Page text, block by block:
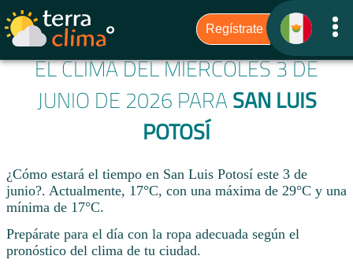
EL CLIMA DEL MIÉRCOLES 3 DE
JUNIO DE 2026 PARA SAN LUIS
POTOSÍ
¿Cómo estará el tiempo en San Luis Potosí este 3 de
junio?. Actualmente, 17°C, con una máxima de 29°C y una
mínima de 17°C.
Prepárate para el día con la ropa adecuada según el
pronóstico del clima de tu ciudad.​